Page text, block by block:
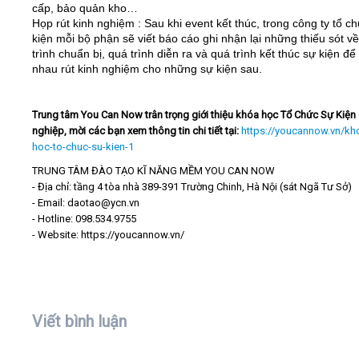
cấp, bảo quản kho…
Họp rút kinh nghiệm : Sau khi event kết thúc, trong công ty tổ
kiện mỗi bộ phận sẽ viết báo cáo ghi nhận lại những thiếu sót
trình chuẩn bị, quá trình diễn ra và quá trình kết thúc sự kiện để
nhau rút kinh nghiệm cho những sự kiện sau.
Trung tâm You Can Now trân trọng giới thiệu khóa học Tổ Chức Sự Kiện
nghiệp, mời các bạn xem thông tin chi tiết tại: https://youcannow.vn/
hoc-to-chuc-su-kien-1
TRUNG TÂM ĐÀO TẠO KĨ NĂNG MỀM YOU CAN NOW
- Địa chỉ: tầng 4 tòa nhà 389-391 Trường Chinh, Hà Nội (sát Ngã Tư Sở)
- Email: daotao@ycn.vn
- Hotline: 098.534.9755
- Website: https://youcannow.vn/
Viết bình luận